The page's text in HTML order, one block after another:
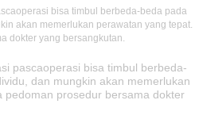
bisa timbul berbeda-beda pada
akan memerlukan perawatan yang tepat.
dokter yang bersangkutan.
pascaoperasi bisa timbul berbeda-
dan mungkin akan memerlukan
pedoman prosedur bersama dokter